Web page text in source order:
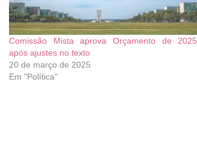
Comissão Mista aprova Orçamento de 2025
após ajustes no texto
20 de março de 2025
Em "Política"